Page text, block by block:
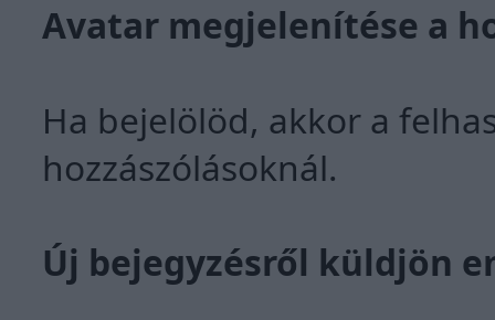
Avatar megjelenítése a
Ha bejelölöd, akkor a
hozzászólásoknál.
Új bejegyzésről küldjön